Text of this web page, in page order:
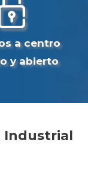
a centro
y abierto
Industrial